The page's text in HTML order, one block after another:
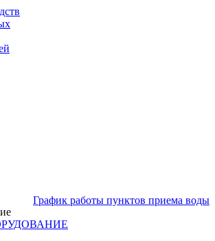
График работы пунктов приема воды